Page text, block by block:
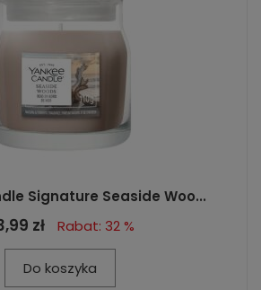
Signature Seaside Woo...
zł Rabat: 32 %
Do koszyka